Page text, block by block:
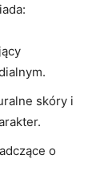
skóry i
o